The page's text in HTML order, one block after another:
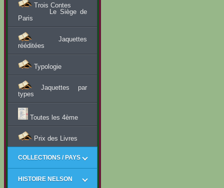
Trois Contes
Le Siège de
Paris
Jaquettes
rééditées
Typologie
Jaquettes par
types
Toutes les 4ème
Prix des Livres
COLLECTIONS / PAYS
HISTOIRE NELSON